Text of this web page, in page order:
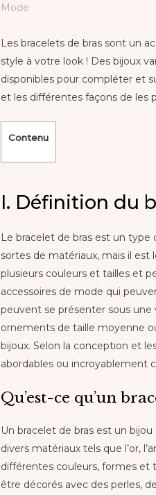
Mode
Les bracelets de bras sont un
style à votre look ! Des bijoux
disponibles pour compléter et
et les différentes façons de les
Contenu
I. Définition du
Le bracelet de bras est un
sortes de matériaux, mais il
plusieurs couleurs et tailles et
accessoires de mode qui
peuvent se présenter sous
ornements de taille moyenne
bijoux. Selon la conception et
abordables ou incroyablement
Qu’est-ce qu’un
Un bracelet de bras est un
divers matériaux tels que l’or,
différentes couleurs, formes et
être décorés avec des perles,